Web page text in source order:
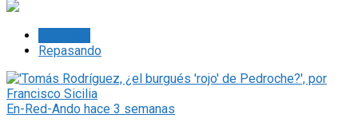
Repasando
En-Red-Ando hace 3 semanas